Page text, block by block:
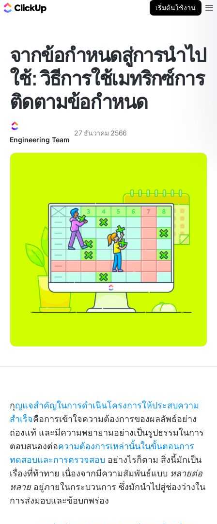
เริ่มต้นใช้งาน
จากข้อกำหนดสู่การนำไป
ใช้: วิธีการใช้เมทริกซ์การ
ติดตามข้อกำหนด
Engineering Team
27 ธันวาคม 2566
กุญแจสำคัญในการดำเนินโครงการให้ประสบความ
สำเร็จคือการเข้าใจความต้องการของผลลัพธ์อย่าง
ถ่องแท้ และมีความพยายามอย่างเป็นรูปธรรมในการ
ตอบสนองต่อความต้องการเหล่านั้นในขั้นตอนการ
ทดสอบและการตรวจสอบ อย่างไรก็ตาม สิ่งนี้มักเป็น
เรื่องที่ท้าทาย เนื่องจากมีความสัมพันธ์แบบ หลายต่อ
หลายอยู่ภายในกระบวนการ ซึ่งมักนำไปสู่ช่องว่างใน
การส่งมอบและข้อบกพร่อง